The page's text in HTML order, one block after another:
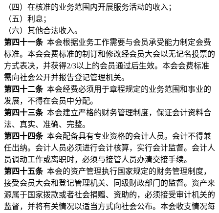
（四）在核准的业务范围内开展服务活动的收入；
（五）利息；
（六）其他合法收入。
第四十一条 本会根据业务工作需要与会员承受能力制定会费
标准。本会会费标准的制订和修改经会员大会以无记名投票的
方式表决，并获得2/3以上的会员通过后生效。本会会费标准
需向社会公开并报告登记管理机关。
第四十二条本会经费必须用于章程规定的业务范围和事业的
发展，不得在会员中分配。
第四十三条本会建立严格的财务管理制度，保证会计资料合
法、真实、准确、完整。
第四十四条本会配备具有专业资格的会计人员。会计不得兼
任出纳。会计人员必须进行会计核算，实行会计监督。会计人
员调动工作或离职时，必须与接管人员办清交接手续。
第四十五条 本会的资产管理执行国家规定的财务管理制度，
接受会员大会和登记管理机关、同级财政部门的监督。资产来
源属于国家拨款或者社会捐赠、资助的，必须接受审计机关的
监督，并将有关情况以适当方式向社会公布。本会收支情况每